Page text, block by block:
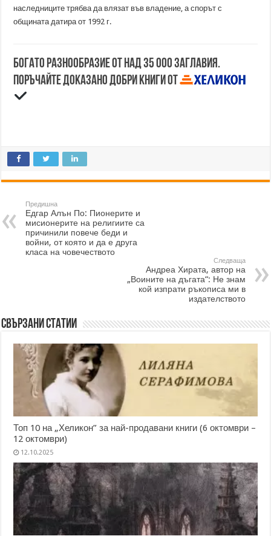
наследниците трябва да влязат във владение, а спорът с
общината датира от 1992 г.
Богато разнообразие от над 35 000 заглавия.
Поръчайте доказано добри книги от
Предишна
Едгар Алън По: Пионерите и
мисионерите на религиите са
причинили повече беди и
войни, от която и да е друга
класа на човечеството
Следваща
Андреа Хирата, автор на
„Воините на дъгата“: Не знам
кой изпрати ръкописа ми в
издателството
Свързани статии
Топ 10 на „Хеликон” за най-продавани книги (6 октомври –
12 октомври)
12.10.2025